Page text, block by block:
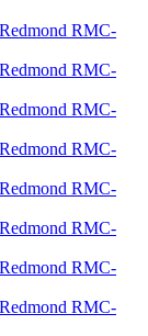
RMC-
RMC-
RMC-
RMC-
RMC-
RMC-
RMC-
RMC-